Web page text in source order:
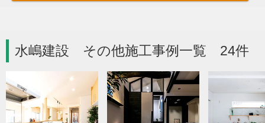
水嶋建設 その他施工事例一覧 24件